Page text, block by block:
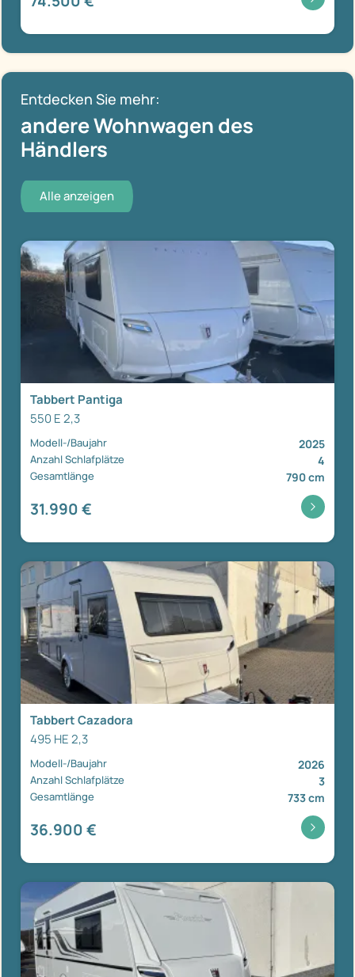
Entdecken Sie mehr:
andere Wohnwagen des
Händlers
Alle anzeigen
Tabbert Pantiga
550 E 2,3
Modell-/Baujahr 2025
Anzahl Schlafplätze 4
Gesamtlänge 790 cm
31.990 €
Tabbert Cazadora
495 HE 2,3
Modell-/Baujahr 2026
Anzahl Schlafplätze 3
Gesamtlänge 733 cm
36.900 €